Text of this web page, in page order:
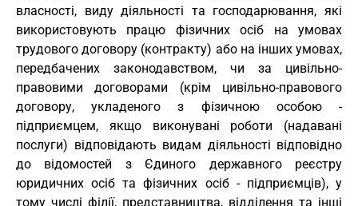
власності, виду діяльності та господарювання, які
використовують працю фізичних осіб на умовах
трудового договору (контракту) або на інших умовах,
передбачених законодавством, чи за цивільно-
правовими договорами (крім цивільно-правового
договору, укладеного з фізичною особою -
підприємцем, якщо виконувані роботи (надавані
послуги) відповідають видам діяльності відповідно
до відомостей з Єдиного державного реєстру
юридичних осіб та фізичних осіб - підприємців), у
тому числі філії, представництва, відділення та інші